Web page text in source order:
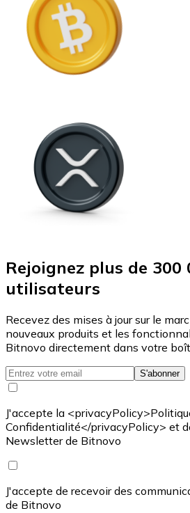
Rejoignez plus de 300
utilisateurs
Recevez des mises à jour sur le
nouveaux produits et les
Bitnovo directement dans votre
S'abonner
J'accepte la
Confidentialité</privacyPolicy> et
Newsletter de Bitnovo
J'accepte de recevoir des
de Bitnovo